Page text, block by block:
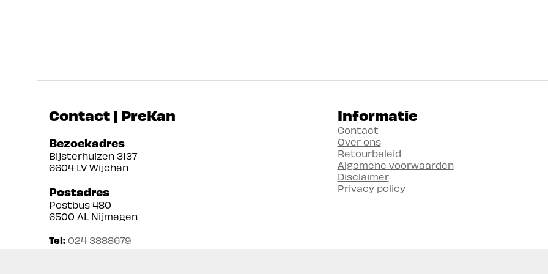
Contact | PreKan
Bezoekadres
Bijsterhuizen 3137
6604 LV Wijchen
Postadres
Postbus 480
6500 AL Nijmegen
Tel: 024 3888679
Informatie
Contact
Over ons
Retourbeleid
Algemene voorwaarden
Disclaimer
Privacy policy